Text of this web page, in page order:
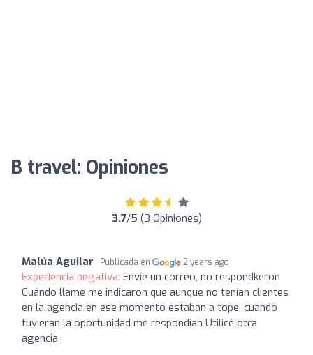
B travel: Opiniones
3.7/5 (3 Opiniones)
Malúa Aguilar Publicada en 2 years ago
Experiencia negativa: Envíe un correo, no respondkeron
Cuándo llame me indicaron que aunque no tenían clientes
en la agencia en ese momento estaban a tope, cuando
tuvieran la oportunidad me respondían Utilicé otra
agencia